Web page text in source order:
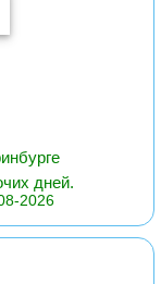
дней.
2026